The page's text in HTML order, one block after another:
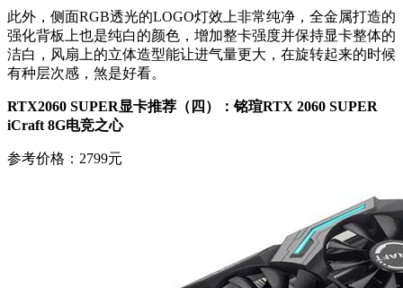
此外，侧面RGB透光的LOGO灯效上非常纯净，全金属打造的
强化背板上也是纯白的颜色，增加整卡强度并保持显卡整体的
洁白，风扇上的立体造型能让进气量更大，在旋转起来的时候
有种层次感，煞是好看。
RTX2060 SUPER显卡推荐（四）：铭瑄RTX 2060 SUPER
iCraft 8G电竞之心
参考价格：2799元